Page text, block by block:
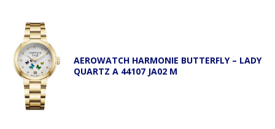
AEROWATCH HARMONIE BUTTERFLY – LADY
QUARTZ A 44107 JA02 M